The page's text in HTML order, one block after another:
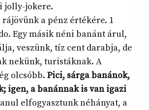
jolly-jokere.
rájövünk a pénz értékére. 1
Egy másik néni banánt árul,
veszünk, tíz cent darabja, de
nekünk, turistáknak. A
olcsóbb. Pici, sárga banánok,
igen, a banánnak is van igazi
elfogyasztunk néhányat, a